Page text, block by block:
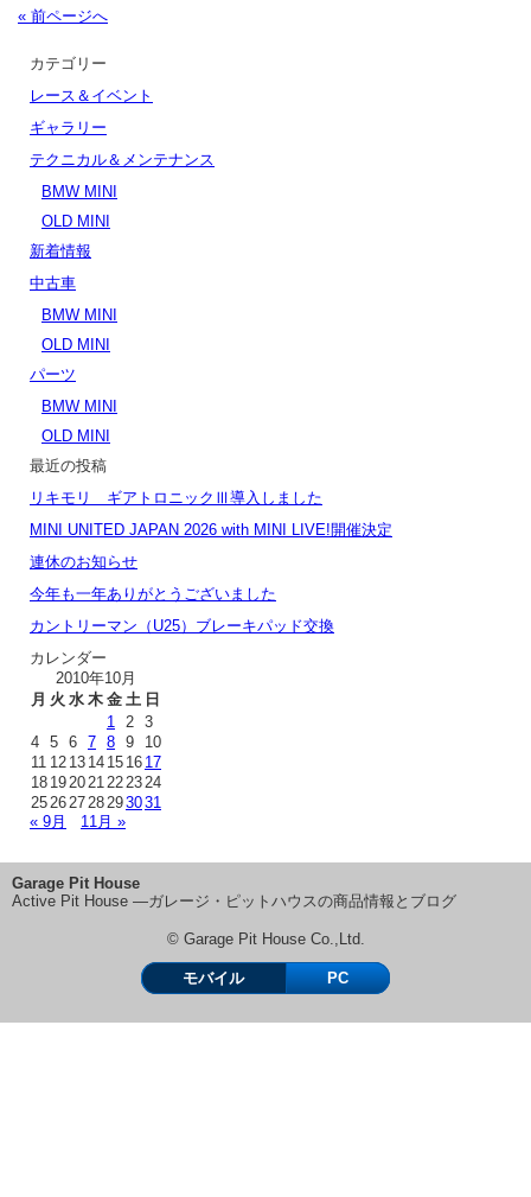
« 前ページへ
カテゴリー
レース＆イベント
ギャラリー
テクニカル＆メンテナンス
BMW MINI
OLD MINI
新着情報
中古車
BMW MINI
OLD MINI
パーツ
BMW MINI
OLD MINI
最近の投稿
リキモリ ギアトロニックⅢ導入しました
MINI UNITED JAPAN 2026 with MINI LIVE!開催決定
連休のお知らせ
今年も一年ありがとうございました
カントリーマン（U25）ブレーキパッド交換
カレンダー
2010年10月
月 火 水 木 金 土 日
1
2 3
4 5 6 7 8 9
10
11 12 13 14 15 16 17
18 19 20 21 22 23 24
25 26 27 28 293031
« 9月
11月 »
Garage Pit House
Active Pit House ―ガレージ・ピットハウスの商品情報とブログ
© Garage Pit House Co.,Ltd.
モバイル PC